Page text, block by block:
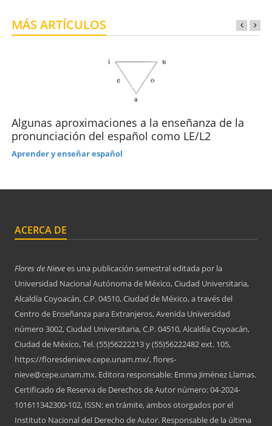
MÁS ARTÍCULOS
Algunas aproximaciones a la enseñanza de la
pronunciación del español como LE/L2
Aprender y enseñar español
ACERCA DE
Flores de Nievees una publicación semestral editada por la
Universidad Nacional Autónoma de México, Ciudad Universitaria,
Alcaldía Coyoacán, C.P. 04510, Ciudad de México, a través del
Centro de Enseñanza para Extranjeros, Avenida Universidad
número 3002, Ciudad Universitaria, C.P. 04510, Alcaldía Coyoacán,
Ciudad de México, Tel. (55)56222213 y (55)56222482 ext. 105,
https://floresdenieve.cepe.unam.mx/, flores-
nieve@cepe.unam.mx. Editora responsable: Emma Jiménez Llamas.
Certificado de Reserva de Derechos de Autor número: 04-2024-
101611342300-102, ISSN: en trámite, ambos otorgados por el
Instituto Nacional del Derecho de Autor. Responsable de la última